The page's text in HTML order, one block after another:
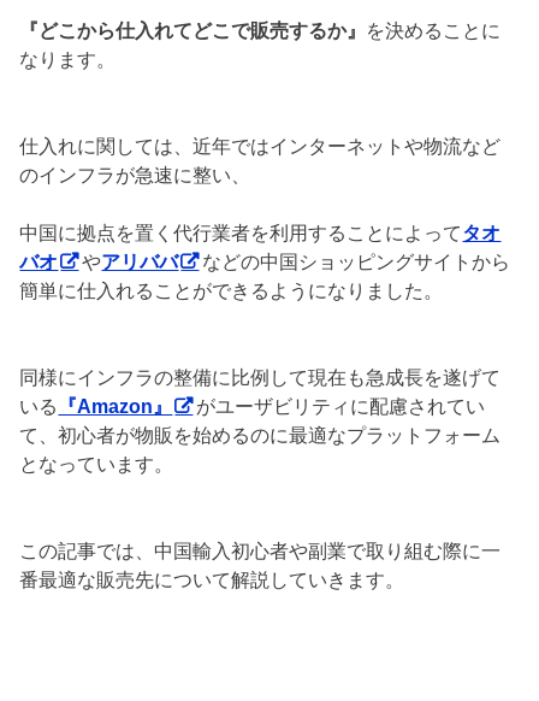
『どこから仕入れてどこで販売するか』 を決めることに
なります。
仕入れに関しては、近年ではインターネットや物流など
のインフラが急速に整い、
中国に拠点を置く代行業者を利用することによってタオ
バオ
やアリババ
などの中国ショッピングサイトから
簡単に仕入れることができるようになりました。
同様にインフラの整備に比例して現在も急成長を遂げて
いる
『Amazon』
がユーザビリティに配慮されてい
て、初心者が物販を始めるのに最適なプラットフォーム
となっています。
この記事では、中国輸入初心者や副業で取り組む際に一
番最適な販売先について解説していきます。